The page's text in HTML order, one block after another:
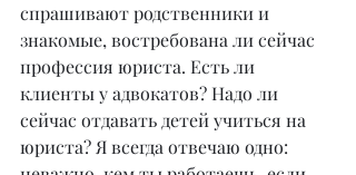
спрашивают родственники и
знакомые, востребована ли сейчас
профессия юриста. Есть ли
клиенты у адвокатов? Надо ли
сейчас отдавать детей учиться на
юриста? Я всегда отвечаю одно: